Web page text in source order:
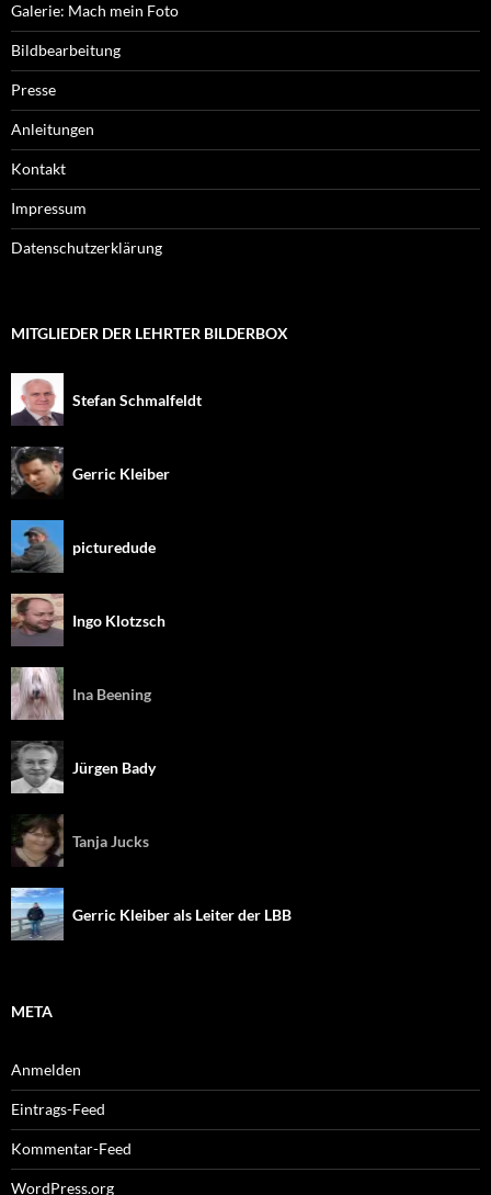
Galerie: Mach mein Foto
Bildbearbeitung
Presse
Anleitungen
Kontakt
Impressum
Datenschutzerklärung
MITGLIEDER DER LEHRTER BILDERBOX
Stefan Schmalfeldt
Gerric Kleiber
picturedude
Ingo Klotzsch
Ina Beening
Jürgen Bady
Tanja Jucks
Gerric Kleiber als Leiter der LBB
META
Anmelden
Eintrags-Feed
Kommentar-Feed
WordPress.org